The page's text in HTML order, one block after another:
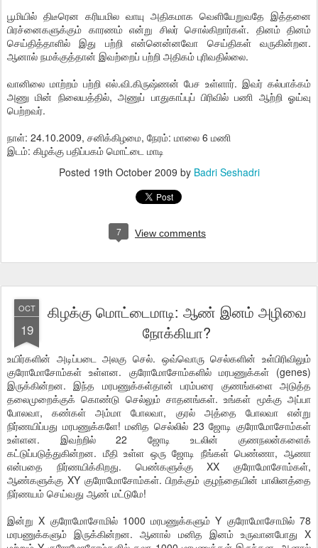
பூமியில் திடீரென கரியமில வாயு அதிகமாக வெளியேறுவதே இத்தனை
பிரச்னைகளுக்கும் காரணம் என்று சிலர் சொல்கிறார்கள். தினம் தினம்
செய்தித்தாளில் இது பற்றி என்னென்னவோ செய்திகள் வருகின்றன.
ஆனால் நமக்குத்தான் இவற்றைப் பற்றி அதிகம் புரிவதில்லை.
வானிலை மாற்றம் பற்றி எல்.வி.கிருஷ்ணன் பேச உள்ளார். இவர் கல்பாக்கம்
அணு மின் நிலையத்தில், அணுப் பாதுகாப்புப் பிரிவில் பணி ஆற்றி ஓய்வு
பெற்றவர்.
நாள்: 24.10.2009, சனிக்கிழமை, நேரம்: மாலை 6 மணி
இடம்: கிழக்கு பதிப்பகம் மொட்டை மாடி
Posted 19th October 2009 by Badri Seshadri
7 View comments
OCT
19
கிழக்கு மொட்டைமாடி: ஆண் இனம் அழிவை
நோக்கியா?
உயிர்களின் அடிப்படை அலகு செல். ஒவ்வொரு செல்களின் உள்பிரிவிலும்
குரோமோசோம்கள் உள்ளன. குரோமோசோம்களில் மரபணுக்கள் (genes)
இருக்கின்றன. இந்த மரபணுக்கள்தான் பரம்பரை குணங்களை அடுத்த
தலைமுறைக்குக் கொண்டு செல்லும் சாதனங்கள். உங்கள் மூக்கு அப்பா
போலவா, கண்கள் அம்மா போலவா, குரல் அத்தை போலவா என்று
நிர்ணயிப்பது மரபணுக்களே! மனித செல்லில் 23 ஜோடி குரோமோசோம்கள்
உள்ளன. இவற்றில் 22 ஜோடி உடலின் குணநலன்களைக்
கட்டுப்படுத்துகின்றன. மீதி உள்ள ஒரு ஜோடி நீங்கள் பெண்ணா, ஆணா
என்பதை நிர்ணயிக்கிறது. பெண்களுக்கு XX குரோமோசோம்கள்,
ஆண்களுக்கு XY குரோமோசோம்கள். பிறக்கும் குழந்தையின் பாலினத்தை
நிர்ணயம் செய்வது ஆண் மட்டுமே!
இன்று X குரோமோசோமில் 1000 மரபணுக்களும் Y குரோமோசோமில் 78
மரபணுக்களும் இருக்கின்றன. ஆனால் மனித இனம் உருவானபோது X